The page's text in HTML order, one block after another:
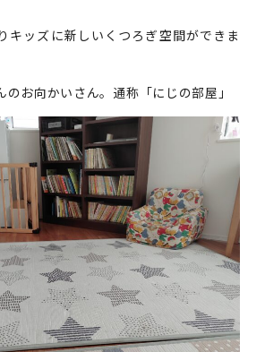
キッズに新しいくつろぎ空間ができま
お向かいさん。通称「にじの部屋」